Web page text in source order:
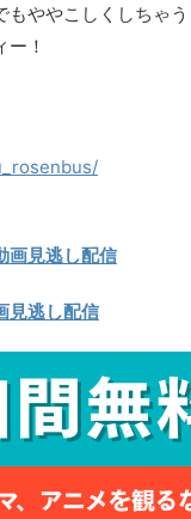
ややこしくしちゃ
！
画見逃し配信
見逃し配信